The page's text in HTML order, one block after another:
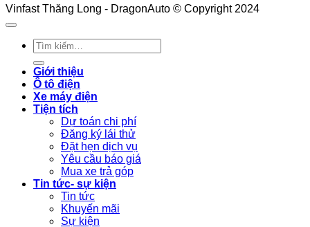
Vinfast Thăng Long - DragonAuto © Copyright 2024
Tìm
kiếm:
Giới thiệu
Ô tô điện
Xe máy điện
Tiện tích
Dự toán chi phí
Đăng ký lái thử
Đặt hẹn dịch vụ
Yêu cầu báo giá
Mua xe trả góp
Tin tức- sự kiện
Tin tức
Khuyến mãi
Sự kiện